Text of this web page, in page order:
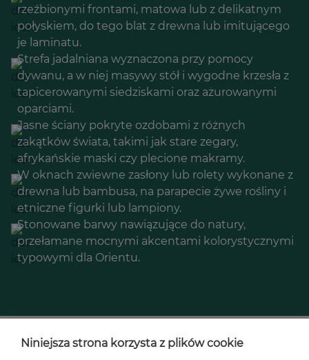
rzeźbionymi frontami, matowa lub z delikatnym
połyskiem, do tego blat z drewna lub imitującego
je laminatu.
Strefa jadalniana wyznaczona przy pomocy
dywanu, a w niej masywy stół i wygodne krzesła z
tapicerowanymi siedziskami oraz ażurowanymi
oparciami.
Jasne ściany pokryte ozdobami z różnych
zakątków świata, takimi jak stare zegary,
afrykańskie maski czy plecione makramy.
W oknach zwiewne zasłony lub rolety wykonane z
drewna lub bambusa, na parapecie żywe rośliny i
etniczne figurki lub lampiony.
Stonowane barwy nawiązujące do natury,
przełamane mocnymi akcentami kolorystycznymi
typowymi dla Orientu.
Niniejsza strona korzysta z plików cookie